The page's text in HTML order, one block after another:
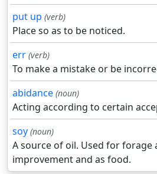
put up (verb)
Place so as to be noticed.
err (verb)
To make a mistake or be
abidance (noun)
Acting according to certain
soy (noun)
A source of oil. Used for forage
improvement and as food.